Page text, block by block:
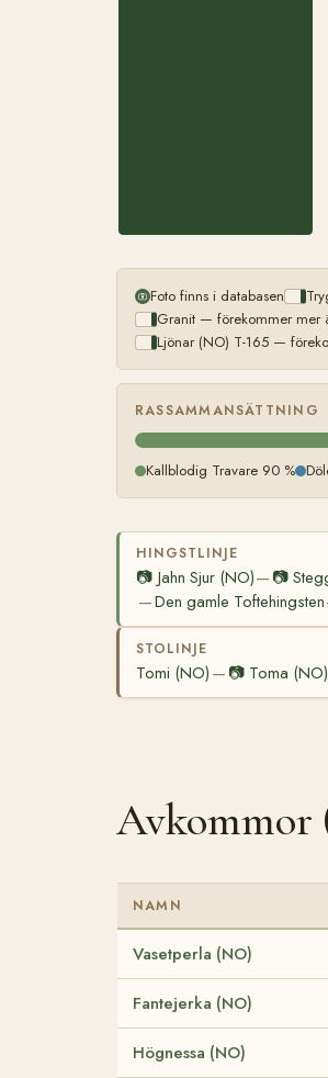
Foto finns i databasen
Granit — förekommer mer
Ljönar (NO) T-165 —
RASSAMMANSÄTTNING
Kallblodig Travare 90 %
HINGSTLINJE
📷 Jahn Sjur (NO)— 📷
—Den gamle Toftehingsten
STOLINJE
Tomi (NO) — 📷 Toma (NO)
Avkommor
NAMN
Vasetperla (NO)
Fantejerka (NO)
Högnessa (NO)